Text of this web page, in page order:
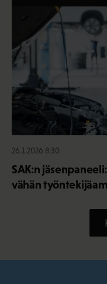
26.1.2026 8:30
SAK:n
vähän